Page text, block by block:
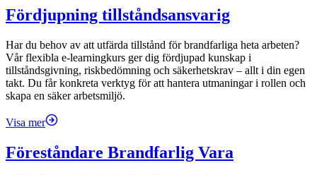
Fördjupning tillståndsansvarig
Har du behov av att utfärda tillstånd för brandfarliga heta arbeten?
Vår flexibla e-learningkurs ger dig fördjupad kunskap i
tillståndsgivning, riskbedömning och säkerhetskrav – allt i din egen
takt. Du får konkreta verktyg för att hantera utmaningar i rollen och
skapa en säker arbetsmiljö.
Visa mer
Föreståndare Brandfarlig Vara